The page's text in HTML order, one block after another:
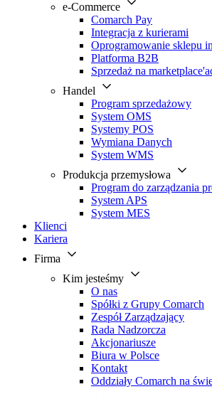
e-Commerce
Comarch Pay
Integracja z kurierami
Oprogramowanie sklepu
Platforma B2B
Sprzedaż na
Handel
Program sprzedażowy
System OMS
Systemy POS
Wymiana Danych
System WMS
Produkcja przemysłowa
Program do zarządzania
System APS
System MES
Klienci
Kariera
Firma
Kim jesteśmy
O nas
Spółki z Grupy Comarch
Zespół Zarządzający
Rada Nadzorcza
Akcjonariusze
Biura w Polsce
Kontakt
Oddziały Comarch na